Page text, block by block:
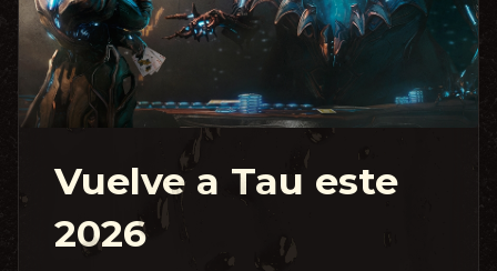
Vuelve a Tau este
2026